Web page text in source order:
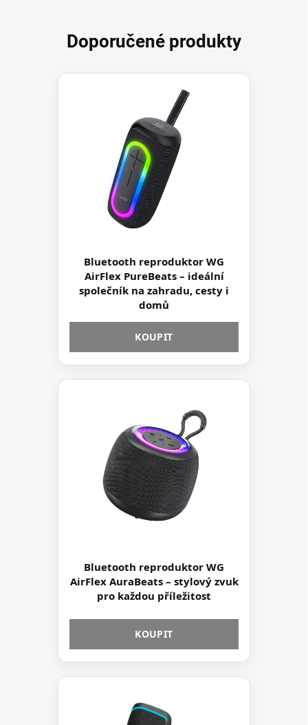
Doporučené produkty
Bluetooth reproduktor WG
AirFlex PureBeats – ideální
společník na zahradu, cesty i
domů
KOUPIT
Bluetooth reproduktor WG
AirFlex AuraBeats – stylový zvuk
pro každou příležitost
KOUPIT